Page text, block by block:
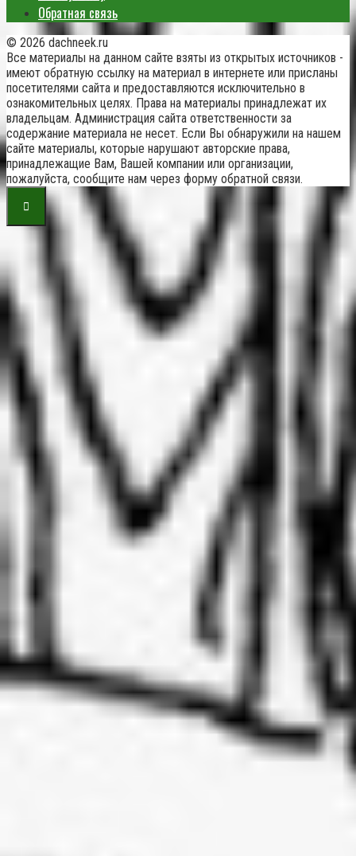
Обратная связь
© 2026 dachneek.ru
Все материалы на данном сайте взяты из открытых источников -
имеют обратную ссылку на материал в интернете или присланы
посетителями сайта и предоставляются исключительно в
ознакомительных целях. Права на материалы принадлежат их
владельцам. Администрация сайта ответственности за
содержание материала не несет. Если Вы обнаружили на нашем
сайте материалы, которые нарушают авторские права,
принадлежащие Вам, Вашей компании или организации,
пожалуйста, сообщите нам через форму обратной связи.